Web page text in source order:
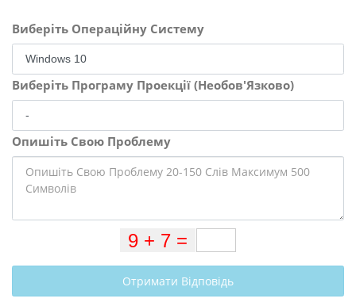
Виберіть Операційну Систему
Виберіть Програму Проекції (Необов'Язково)
Опишіть Свою Проблему
Отримати Відповідь